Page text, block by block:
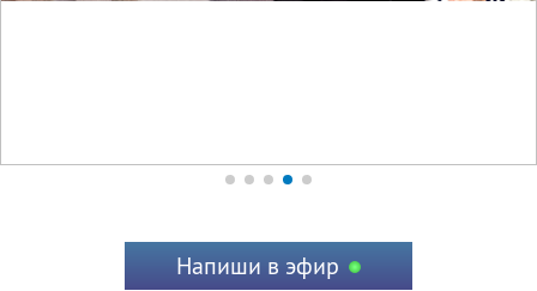
Напиши в эфир